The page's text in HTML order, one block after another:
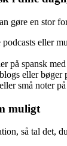
gøre en stor
eller
på spansk
eller bøger
små noter
muligt
så tal det,